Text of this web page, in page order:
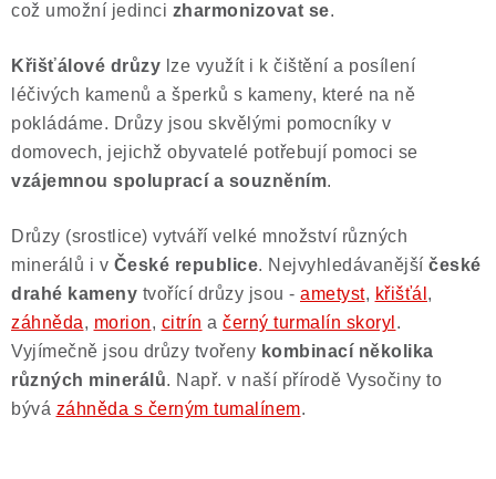
což umožní jedinci zharmonizovat se.
Křišťálové drůzy lze využít i k čištění a posílení
léčivých kamenů a šperků s kameny, které na ně
pokládáme. Drůzy jsou skvělými pomocníky v
domovech, jejichž obyvatelé potřebují pomoci se
vzájemnou spoluprací a souzněním.
Drůzy (srostlice) vytváří velké množství různých
minerálů i v České republice. Nejvyhledávanější české
drahé kameny tvořící drůzy jsou - ametyst, křišťál ,
záhněda, morion, citrín a černý turmalín skoryl .
Vyjímečně jsou drůzy tvořeny kombinací několika
různých minerálů. Např. v naší přírodě Vysočiny to
bývá záhněda s černým tumalínem.